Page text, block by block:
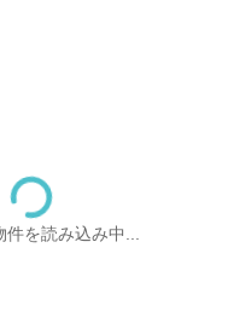
を読み込み中...